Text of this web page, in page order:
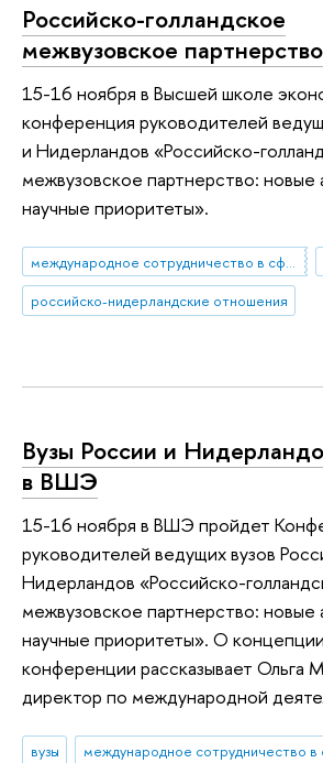
Российско-голландское
межвузовское партнерство
15-16 ноября в Высшей школе
конференция руководителей
и Нидерландов «Российско-
межвузовское партнерство: новые
научные приоритеты».
российско-нидерландские отношения
Вузы России и
в ВШЭ
15-16 ноября в ВШЭ пройдет
руководителей ведущих вузов
Нидерландов «Российско-
межвузовское партнерство: новые
научные приоритеты». О
конференции рассказывает Ольга
директор по международной
вузы